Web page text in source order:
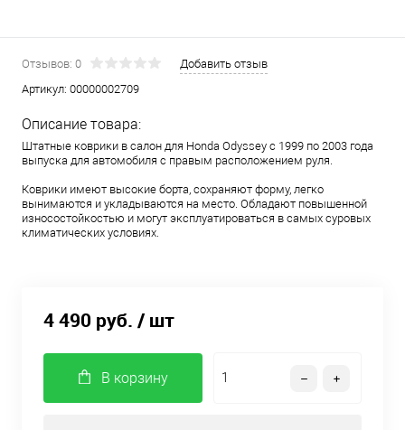
Отзывов: 0
Добавить отзыв
Артикул: 00000002709
Описание товара:
Штатные коврики в салон для Honda Odyssey с 1999 по 2003 года
выпуска для автомобиля с правым расположением руля.
Коврики имеют высокие борта, сохраняют форму, легко
вынимаются и укладываются на место. Обладают повышенной
износостойкостью и могут эксплуатироваться в самых суровых
климатических условиях.
4 490 руб. / шт
В корзину